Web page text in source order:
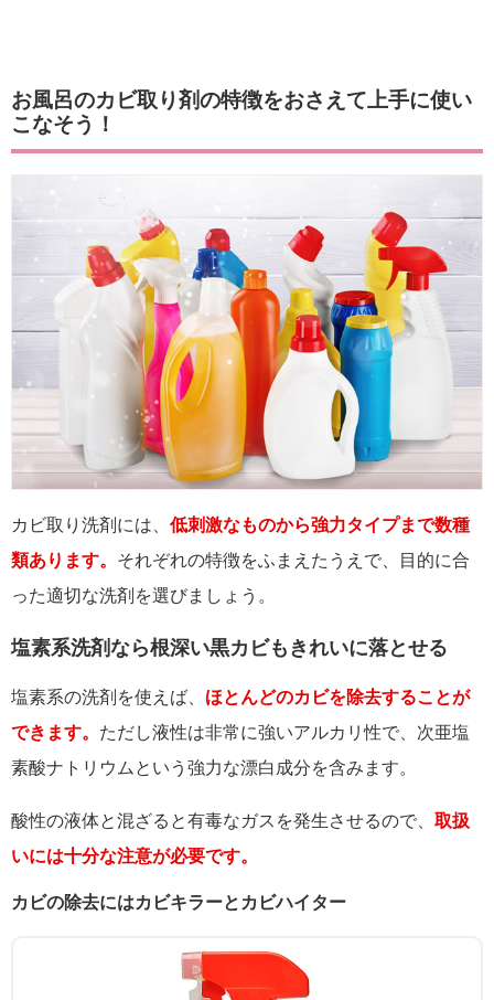
お風呂のカビ取り剤の特徴をおさえて上手に使い
こなそう！
カビ取り洗剤には、 低刺激なものから強力タイプまで数種
類あります。 それぞれの特徴をふまえたうえで、目的に合
った適切な洗剤を選びましょう。
塩素系洗剤なら根深い黒カビもきれいに落とせる
塩素系の洗剤を使えば、 ほとんどのカビを除去することが
できます。 ただし液性は非常に強いアルカリ性で、次亜塩
素酸ナトリウムという強力な漂白成分を含みます。
酸性の液体と混ざると有毒なガスを発生させるので、 取扱
いには十分な注意が必要です。
カビの除去にはカビキラーとカビハイター